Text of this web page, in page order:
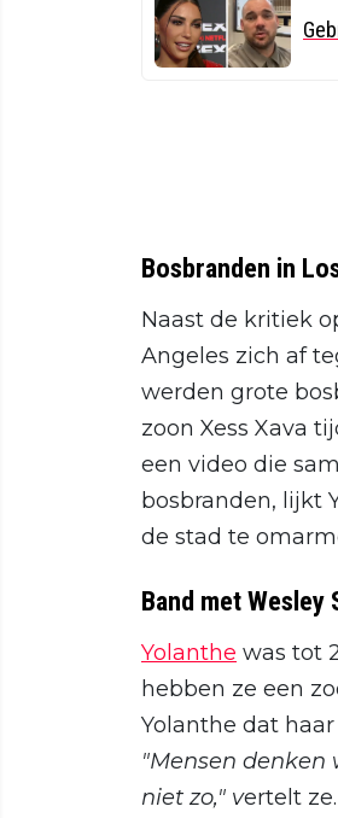
Bosbranden in
Naast de kritiek
Angeles zich af
werden grote
zoon Xess Xava
een video die
bosbranden, lijkt
de stad te
Band met Wesley
Yolanthe was tot
hebben ze een
Yolanthe dat
"Mensen denken
niet zo," vertelt